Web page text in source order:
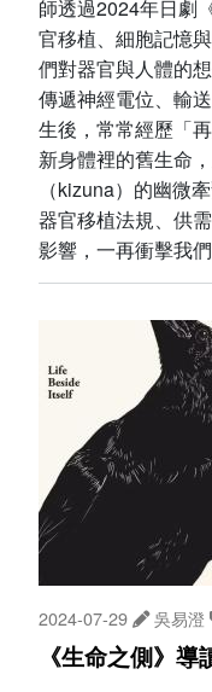
師透過2024年日劇
官移植、細胞記憶
們對器官與人體的
傳遞神經電位、輸
生後，常常經歷「
新身體裡的舊生命
（kizuna）的幽微
器官移植法規、供
影響，一再衝擊我
2024-07-29 吳易澄
《生命之側》